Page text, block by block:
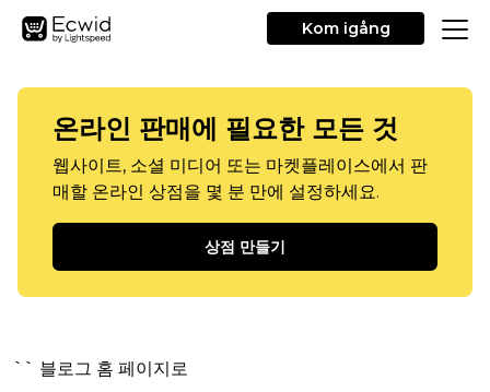
Kom igång
온라인 판매에 필요한 모든 것
웹사이트, 소셜 미디어 또는 마켓플레이스에서 판
매할 온라인 상점을 몇 분 만에 설정하세요.
상점 만들기
`` 블로그 홈 페이지로